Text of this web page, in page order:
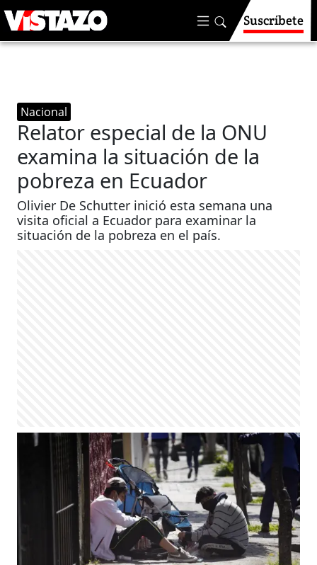
Suscríbete
Nacional
Relator especial de la ONU
examina la situación de la
pobreza en Ecuador
Olivier De Schutter inició esta semana una
visita oficial a Ecuador para examinar la
situación de la pobreza en el país.